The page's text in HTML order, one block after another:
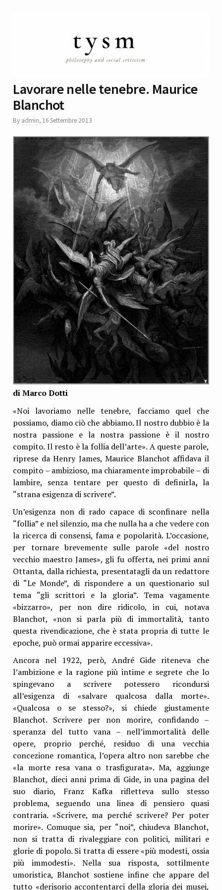
Lavorare nelle tenebre. Maurice
Blanchot
By admin, 16 Settembre 2013
di Marco Dotti
«Noi lavoriamo nelle tenebre, facciamo quel che
possiamo, diamo ciò che abbiamo. Il nostro dubbio è la
nostra passione e la nostra passione è il nostro
compito. Il resto è la follia dell’arte». A queste parole,
riprese da Henry James, Maurice Blanchot affidava il
compito – ambizioso, ma chiaramente improbabile – di
lambire, senza tentare per questo di definirla, la
“strana esigenza di scrivere”.
Un’esigenza non di rado capace di sconfinare nella
“follia” e nel silenzio, ma che nulla ha a che vedere con
la ricerca di consensi, fama e popolarità. L’occasione,
per tornare brevemente sulle parole «del nostro
vecchio maestro James», gli fu offerta, nei primi anni
Ottanta, dalla richiesta, presentatagli da un redattore
di “Le Monde”, di rispondere a un questionario sul
tema “gli scrittori e la gloria”. Tema vagamente
«bizzarro», per non dire ridicolo, in cui, notava
Blanchot, «non si parla più di immortalità, tanto
questa rivendicazione, che è stata propria di tutte le
epoche, può ormai apparire eccessiva».
Ancora nel 1922, però, André Gide riteneva che
l’ambizione e la ragione più intime e segrete che lo
spingevano a scrivere potessero ricondursi
all’esigenza di «salvare qualcosa dalla morte».
«Qualcosa o se stesso?», si chiede giustamente
Blanchot. Scrivere per non morire, confidando –
speranza del tutto vana – nell’immortalità delle
opere, proprio perché, residuo di una vecchia
concezione romantica, l’opera altro non sarebbe che
«la morte resa vana o trasfigurata». Ma, aggiunge
Blanchot, dieci anni prima di Gide, in una pagina del
suo diario, Franz Kafka rifletteva sullo stesso
problema, seguendo una linea di pensiero quasi
contraria. «Scrivere, ma perché scrivere? Per poter
morire». Comuque sia, per “noi”, chiudeva Blanchot,
non si tratta di rivaleggiare con politici, militari e
glorie di popolo. Si tratta di essere «più modesti, ossia
più immodesti». Nella sua risposta, sottilmente
umoristica, Blanchot sostiene infine che appare del
tutto «derisorio accontentarci della gloria dei musei,